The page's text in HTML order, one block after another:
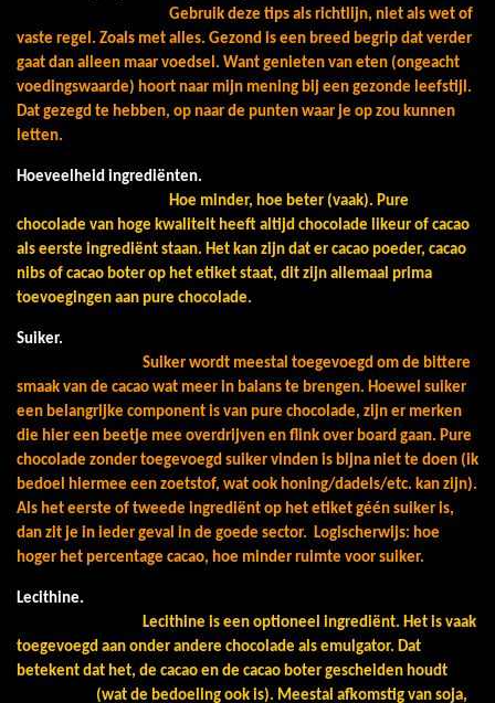
Gebruik deze tips als richtlijn, niet als wet of
vaste regel. Zoals met alles. Gezond is een breed begrip dat verder
gaat dan alleen maar voedsel. Want genieten van eten (ongeacht
voedingswaarde) hoort naar mijn mening bij een gezonde leefstijl.
Dat gezegd te hebben, op naar de punten waar je op zou kunnen
letten.
Hoeveelheid ingrediënten.
Hoe minder, hoe beter (vaak). Pure
chocolade van hoge kwaliteit heeft altijd chocolade likeur of cacao
als eerste ingrediënt staan. Het kan zijn dat er cacao poeder, cacao
nibs of cacao boter op het etiket staat, dit zijn allemaal prima
toevoegingen aan pure chocolade.
Suiker.
Suiker wordt meestal toegevoegd om de bittere
smaak van de cacao wat meer in balans te brengen. Hoewel suiker
een belangrijke component is van pure chocolade, zijn er merken
die hier een beetje mee overdrijven en flink over board gaan. Pure
chocolade zonder toegevoegd suiker vinden is bijna niet te doen (ik
bedoel hiermee een zoetstof, wat ook honing/dadels/etc. kan zijn).
Als het eerste of tweede ingrediënt op het etiket géén suiker is,
dan zit je in ieder geval in de goede sector. Logischerwijs: hoe
hoger het percentage cacao, hoe minder ruimte voor suiker.
Lecithine.
Lecithine is een optioneel ingrediënt. Het is vaak
toegevoegd aan onder andere chocolade als emulgator. Dat
betekent dat het, de cacao en de cacao boter gescheiden houdt
(wat de bedoeling ook is). Meestal afkomstig van soja,